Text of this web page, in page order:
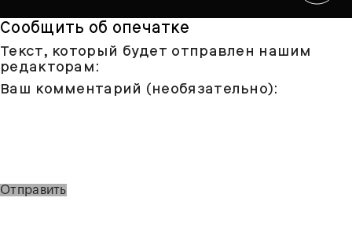
Сообщить об опечатке
Текст, который будет отправлен нашим
редакторам:
Ваш комментарий (необязательно):
Отправить